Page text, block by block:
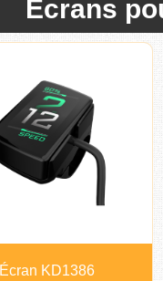
Écrans
Écran KD1386